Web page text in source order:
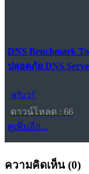
DNS Benchmark
ปลอดภัย DNS
ฟรีแวร์
ดาวน์โหลด : 66
ดูเพิ่มอีก...
ความคิดเห็น (0)